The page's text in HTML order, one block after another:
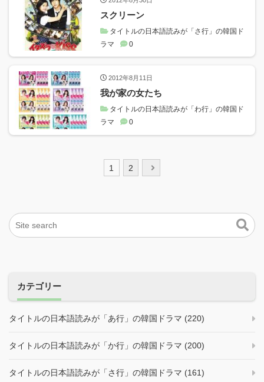
スクリーン
タイトルの日本語読みが「さ行」の韓国ド
ラマ
0
2012年8月11日
我が家の女たち
タイトルの日本語読みが「わ行」の韓国ド
ラマ
0
ゲ
ー
1 2
カテゴリー
タイトルの日本語読みが「あ行」の韓国ドラマ (220)
タイトルの日本語読みが「か行」の韓国ドラマ (200)
タイトルの日本語読みが「さ行」の韓国ドラマ (161)